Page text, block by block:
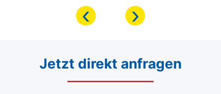
‹ ›
Jetzt direkt anfragen